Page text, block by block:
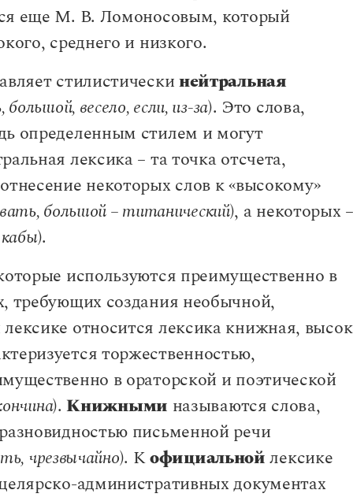
на письме
признакам. Расподобление согласных
между буквами и звуками в русском языке
глагольной основы
речи
части речи в другую
словообразовательных отношений в словарях
употребления
еще М. В. Ломоносовым, который
среднего и низкого.
стилистически нейтральная
весело, если, из-за). Это слова,
определенным стилем и могут
лексика – та точка отсчета,
некоторых слов к «высокому»
большой – титанический), а некоторых
).
используются преимущественно в
требующих создания необычной,
относится лексика книжная,
торжественностью,
в ораторской и поэтической
).Книжными называются слова,
письменной речи
чрезвычайно). Кофициальной лексике
административных документах